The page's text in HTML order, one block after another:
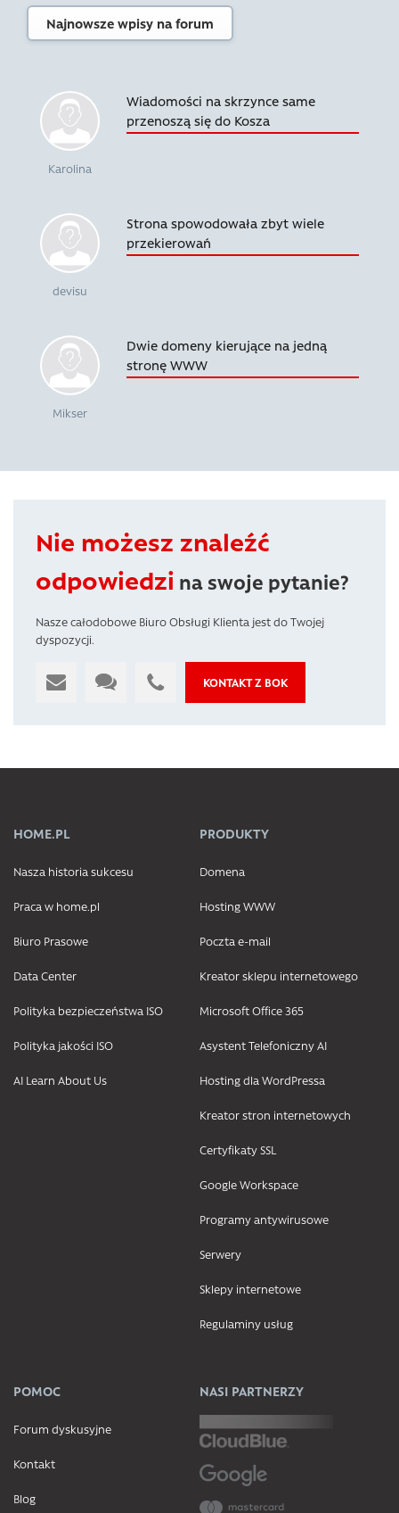
Najnowsze wpisy na forum
Karolina
Wiadomości na skrzynce same
przenoszą się do Kosza
devisu
Strona spowodowała zbyt wiele
przekierowań
Mikser
Dwie domeny kierujące na jedną
stronę WWW
Nie możesz znaleźć
odpowiedzi na swoje pytanie?
Nasze całodobowe Biuro Obsługi Klienta jest do Twojej
dyspozycji.
KONTAKT Z BOK
HOME.PL
Nasza historia sukcesu
Praca w home.pl
Biuro Prasowe
Data Center
Polityka bezpieczeństwa ISO
Polityka jakości ISO
AI Learn About Us
PRODUKTY
Domena
Hosting WWW
Poczta e-mail
Kreator sklepu internetowego
Microsoft Office 365
Asystent Telefoniczny AI
Hosting dla WordPressa
Kreator stron internetowych
Certyfikaty SSL
Google Workspace
Programy antywirusowe
Serwery
Sklepy internetowe
Regulaminy usług
POMOC
Forum dyskusyjne
Kontakt
Blog
NASI PARTNERZY